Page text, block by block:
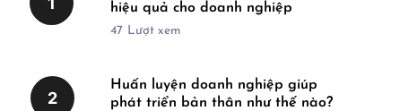
hiệu quả cho doanh nghiệp
47 Lượt xem
2
Huấn luyện doanh nghiệp giúp
phát triển bản thân như thế nào?